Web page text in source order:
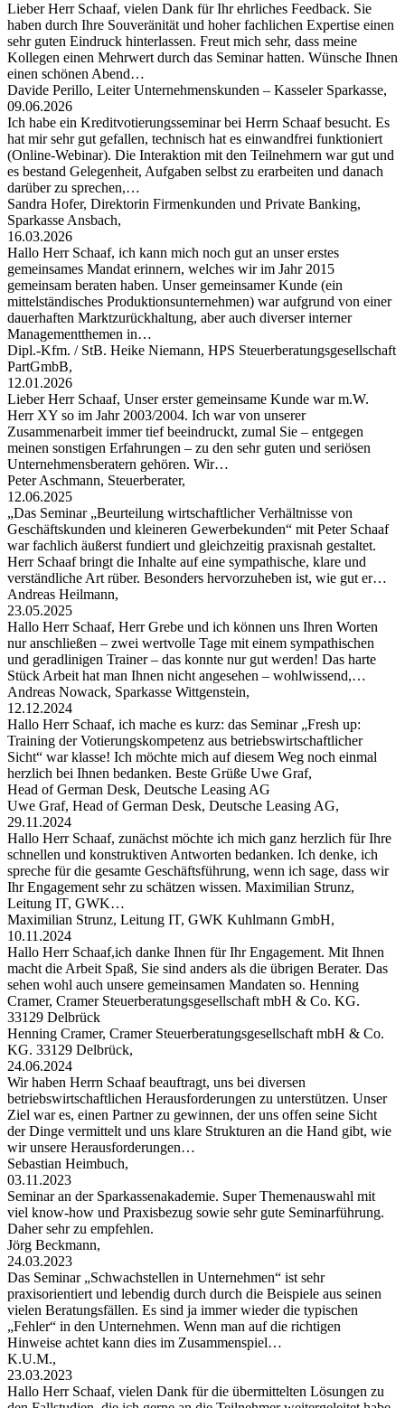
Lieber Herr Schaaf, vielen Dank für Ihr ehrliches Feedback. Sie
haben durch Ihre Souveränität und hoher fachlichen Expertise einen
sehr guten Eindruck hinterlassen. Freut mich sehr, dass meine
Kollegen einen Mehrwert durch das Seminar hatten. Wünsche Ihnen
einen schönen Abend…
Davide Perillo, Leiter Unternehmenskunden – Kasseler Sparkasse,
09.06.2026
Ich habe ein Kreditvotierungsseminar bei Herrn Schaaf besucht. Es
hat mir sehr gut gefallen, technisch hat es einwandfrei funktioniert
(Online-Webinar). Die Interaktion mit den Teilnehmern war gut und
es bestand Gelegenheit, Aufgaben selbst zu erarbeiten und danach
darüber zu sprechen,…
Sandra Hofer, Direktorin Firmenkunden und Private Banking,
Sparkasse Ansbach,
16.03.2026
Hallo Herr Schaaf, ich kann mich noch gut an unser erstes
gemeinsames Mandat erinnern, welches wir im Jahr 2015
gemeinsam beraten haben. Unser gemeinsamer Kunde (ein
mittelständisches Produktionsunternehmen) war aufgrund von einer
dauerhaften Marktzurückhaltung, aber auch diverser interner
Managementthemen in…
Dipl.-Kfm. / StB. Heike Niemann, HPS Steuerberatungsgesellschaft
PartGmbB,
12.01.2026
Lieber Herr Schaaf, Unser erster gemeinsame Kunde war m.W.
Herr XY so im Jahr 2003/2004. Ich war von unserer
Zusammenarbeit immer tief beeindruckt, zumal Sie – entgegen
meinen sonstigen Erfahrungen – zu den sehr guten und seriösen
Unternehmensberatern gehören. Wir…
Peter Aschmann, Steuerberater,
12.06.2025
„Das Seminar „Beurteilung wirtschaftlicher Verhältnisse von
Geschäftskunden und kleineren Gewerbekunden“ mit Peter Schaaf
war fachlich äußerst fundiert und gleichzeitig praxisnah gestaltet.
Herr Schaaf bringt die Inhalte auf eine sympathische, klare und
verständliche Art rüber. Besonders hervorzuheben ist, wie gut er…
Andreas Heilmann,
23.05.2025
Hallo Herr Schaaf, Herr Grebe und ich können uns Ihren Worten
nur anschließen – zwei wertvolle Tage mit einem sympathischen
und geradlinigen Trainer – das konnte nur gut werden! Das harte
Stück Arbeit hat man Ihnen nicht angesehen – wohlwissend,…
Andreas Nowack, Sparkasse Wittgenstein,
12.12.2024
Hallo Herr Schaaf, ich mache es kurz: das Seminar „Fresh up:
Training der Votierungskompetenz aus betriebswirtschaftlicher
Sicht“ war klasse! Ich möchte mich auf diesem Weg noch einmal
herzlich bei Ihnen bedanken. Beste Grüße Uwe Graf,
Head of German Desk, Deutsche Leasing AG
Uwe Graf, Head of German Desk, Deutsche Leasing AG,
29.11.2024
Hallo Herr Schaaf, zunächst möchte ich mich ganz herzlich für Ihre
schnellen und konstruktiven Antworten bedanken. Ich denke, ich
spreche für die gesamte Geschäftsführung, wenn ich sage, dass wir
Ihr Engagement sehr zu schätzen wissen. Maximilian Strunz,
Leitung IT, GWK…
Maximilian Strunz, Leitung IT, GWK Kuhlmann GmbH,
10.11.2024
Hallo Herr Schaaf,ich danke Ihnen für Ihr Engagement. Mit Ihnen
macht die Arbeit Spaß, Sie sind anders als die übrigen Berater. Das
sehen wohl auch unsere gemeinsamen Mandaten so. Henning
Cramer, Cramer Steuerberatungsgesellschaft mbH & Co. KG.
33129 Delbrück
Henning Cramer, Cramer Steuerberatungsgesellschaft mbH & Co.
KG. 33129 Delbrück,
24.06.2024
Wir haben Herrn Schaaf beauftragt, uns bei diversen
betriebswirtschaftlichen Herausforderungen zu unterstützen. Unser
Ziel war es, einen Partner zu gewinnen, der uns offen seine Sicht
der Dinge vermittelt und uns klare Strukturen an die Hand gibt, wie
wir unsere Herausforderungen…
Sebastian Heimbuch,
03.11.2023
Seminar an der Sparkassenakademie. Super Themenauswahl mit
viel know-how und Praxisbezug sowie sehr gute Seminarführung.
Daher sehr zu empfehlen.
Jörg Beckmann,
24.03.2023
Das Seminar „Schwachstellen in Unternehmen“ ist sehr
praxisorientiert und lebendig durch durch die Beispiele aus seinen
vielen Beratungsfällen. Es sind ja immer wieder die typischen
„Fehler“ in den Unternehmen. Wenn man auf die richtigen
Hinweise achtet kann dies im Zusammenspiel…
K.U.M.,
23.03.2023
Hallo Herr Schaaf, vielen Dank für die übermittelten Lösungen zu